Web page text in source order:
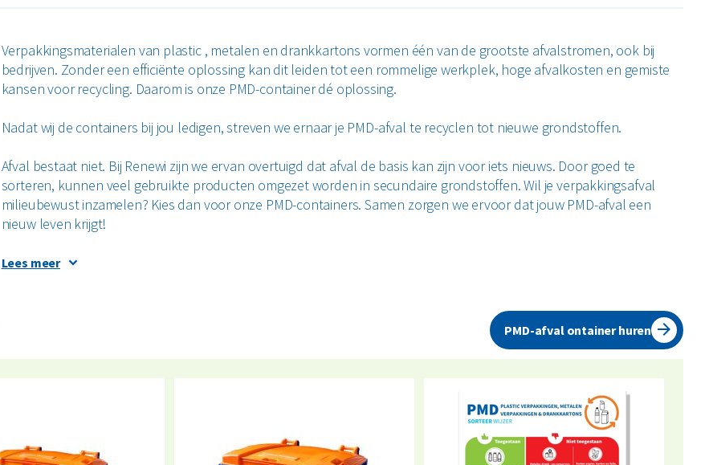
Verpakkingsmaterialen van plastic , metalen en drankkartons vormen één van de grootste afvalstromen, ook bij
bedrijven. Zonder een efficiënte oplossing kan dit leiden tot een rommelige werkplek, hoge afvalkosten en gemiste
kansen voor recycling. Daarom is onze PMD-container dé oplossing.
Nadat wij de containers bij jou ledigen, streven we ernaar je PMD-afval te recyclen tot nieuwe grondstoffen.
Afval bestaat niet. Bij Renewi zijn we ervan overtuigd dat afval de basis kan zijn voor iets nieuws. Door goed te
sorteren, kunnen veel gebruikte producten omgezet worden in secundaire grondstoffen. Wil je verpakkingsafval
milieubewust inzamelen? Kies dan voor onze PMD-containers. Samen zorgen we ervoor dat jouw PMD-afval een
nieuw leven krijgt!
PMD omvat een mix van lege verpakkingen van plastic, metalen en drankkartons. Wist je dat tot 90% van het
ingezamelde PMD gerecycled kan worden tot circulaire materialen? Dit is alleen mogelijk als het afval correct wordt
gesorteerd.
Hoe beter jij sorteert, hoe makkelijker wij jouw afval een nieuw leven kunnen geven. Vraag vandaag nog je PMD-
container aan en maak een verschil! Twijfel je over het soort afval of het formaat van de container, vraag vrijblijvend
Lees meer
PMD-afval ontainer huren